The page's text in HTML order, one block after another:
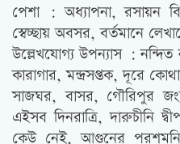
পেশা : অধ্যাপনা, রসায়ন
স্বেচ্ছায় অবসর, বর্তমানে
উল্লেখযোগ্য উপন্যাস :
কারাগার, মন্দ্রসপ্তক, দূরে
সাজঘর, বাসর, গৌরিপুর
এইসব দিনরাত্রি, দারুচীনি
কেউ নেই, আগুনের